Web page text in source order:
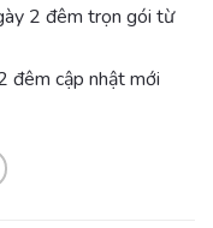
2 đêm trọn gói từ
đêm cập nhật mới